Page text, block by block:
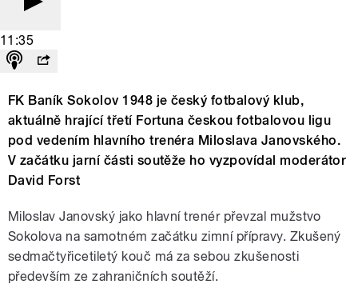
11:35
FK Baník Sokolov 1948 je český fotbalový klub,
aktuálně hrající třetí Fortuna českou fotbalovou ligu
pod vedením hlavního trenéra Miloslava Janovského.
V začátku jarní části soutěže ho vyzpovídal moderátor
David Forst
Miloslav Janovský jako hlavní trenér převzal mužstvo
Sokolova na samotném začátku zimní přípravy. Zkušený
sedmačtyřicetiletý kouč má za sebou zkušenosti
především ze zahraničních soutěží.